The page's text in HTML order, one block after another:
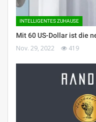
INTELLIGENTES ZUHAUSE
Mit 60 US-Dollar ist die
Nov. 29, 2022 419